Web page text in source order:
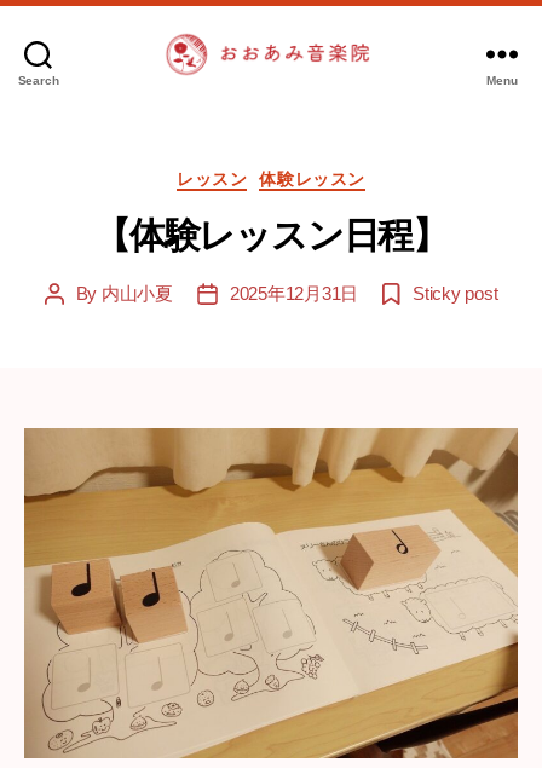
Search
み
楽
Menu
Categories
レッスン 体験レッスン
【体験レッスン日程】
PostBy 内山小夏
Post2025年12月31日 Sticky post